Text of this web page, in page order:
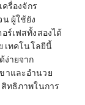
ครื่องจักร
ผู้ใช้ยัง
ร์เฟสทั้งสองได้
เทคโนโลยีนี้
ง่ายจาก
าและอำนวย
ทธิภาพในการ